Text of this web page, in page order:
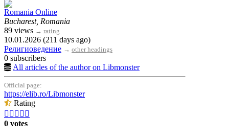
Romania Online
Bucharest, Romania
89 views → rating
10.01.2026 (211 days ago)
Религиоведение → other headings
0 subscribers
All articles of the author on Libmonster
Official page:
https://elib.ro/Libmonster
Rating
    
0 votes